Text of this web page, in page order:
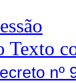
Texto
nº